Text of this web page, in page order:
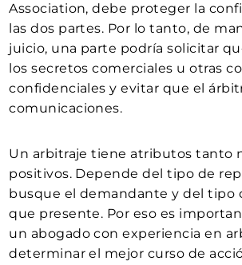
Association, debe proteger la
las dos partes. Por lo tanto, de
juicio, una parte podría solicitar
los secretos comerciales u otras
confidenciales y evitar que el
comunicaciones.
Un arbitraje tiene atributos tanto
positivos. Depende del tipo de
busque el demandante y del tipo
que presente. Por eso es
un abogado con experiencia en
determinar el mejor curso de